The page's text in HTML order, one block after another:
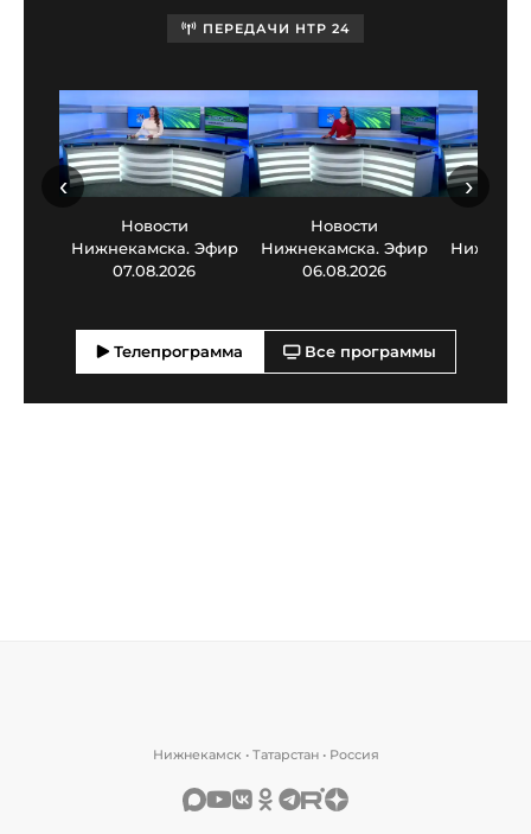
ПЕРЕДАЧИ НТР 24
Новости
Нижнекамска. Эфир
07.08.2026
Новости
Нижнекамска. Эфир
06.08.2026
‹ ›
Телепрограмма Все программы
Нижнекамск • Татарстан • Россия